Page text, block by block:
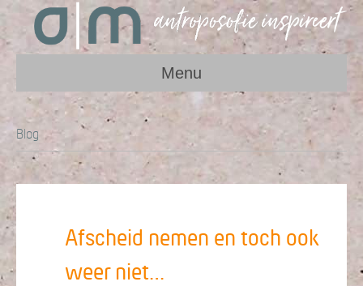
Menu
Blog
Afscheid nemen en toch ook
weer niet…